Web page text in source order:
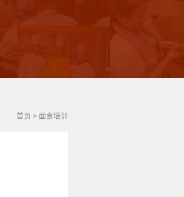
首页 > 面食培训